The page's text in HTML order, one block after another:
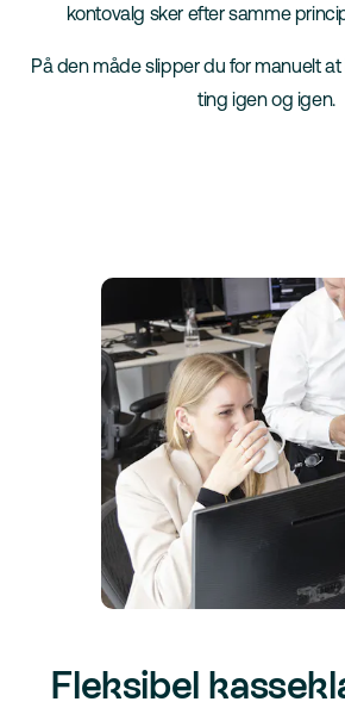
kontovalg sker efter samme
På den måde slipper du for manuelt
ting igen og igen.
Fleksibel